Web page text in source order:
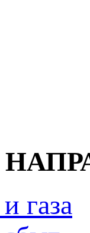
газа